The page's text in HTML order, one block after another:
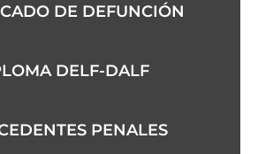
DE DEFUNCIÓN
DELF-DALF
PENALES